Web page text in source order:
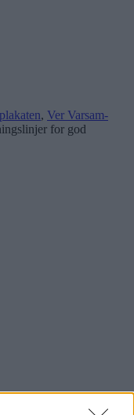
, Ver Varsam-
for god